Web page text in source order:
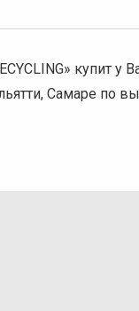
купит
Самаре по